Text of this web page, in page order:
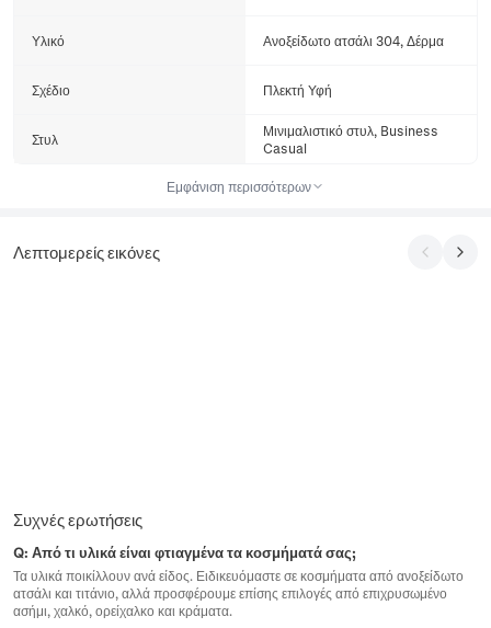
Υλικό Ανοξείδωτο ατσάλι 304, Δέρμα
Σχέδιο Πλεκτή Υφή
Στυλ
Μινιμαλιστικό στυλ, Business
Casual
Εμφάνιση περισσότερων
Λεπτομερείς εικόνες
Συχνές ερωτήσεις
Q: Από τι υλικά είναι φτιαγμένα τα κοσμήματά σας;
Τα υλικά ποικίλλουν ανά είδος. Ειδικευόμαστε σε κοσμήματα από ανοξείδωτο
ατσάλι και τιτάνιο, αλλά προσφέρουμε επίσης επιλογές από επιχρυσωμένο
ασήμι, χαλκό, ορείχαλκο και κράματα.